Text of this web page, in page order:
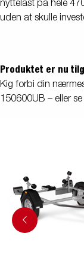
nyttelast på hele
uden at skulle
Produktet er nu
Kig forbi din
150600UB – eller